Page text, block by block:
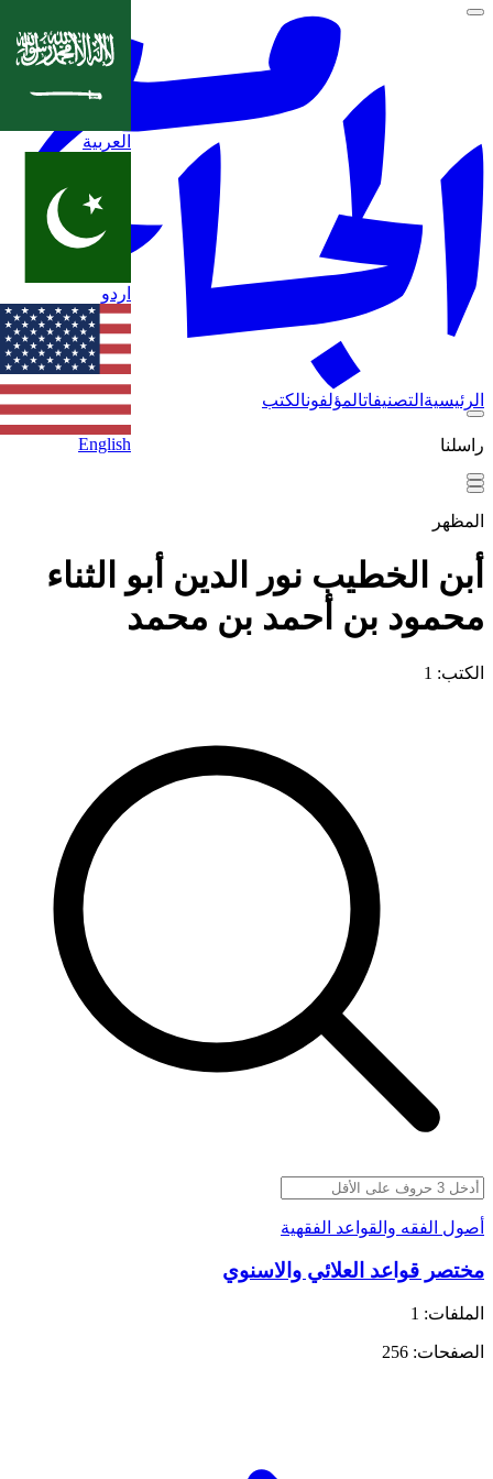
الرئيسية التصنيفاتالمؤلفونالكتب
راسلنا
العربية
اردو
English
المظهر
أبن الخطيب نور الدين أبو الثناء
محمود بن أحمد بن محمد
الكتب: 1
أصول الفقه والقواعد الفقهية
مختصر قواعد العلائي والاسنوي
الملفات: 1
الصفحات: 256